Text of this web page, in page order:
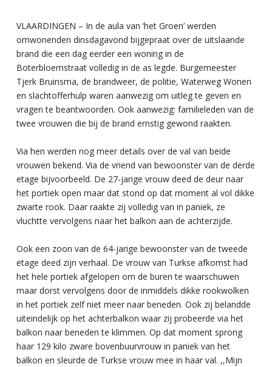
VLAARDINGEN – In de aula van ‘het Groen’ werden
omwonenden dinsdagavond bijgepraat over de uitslaande
brand die een dag eerder een woning in de
Boterbloemstraat volledig in de as legde. Burgemeester
Tjerk Bruinsma, de brandweer, de politie, Waterweg Wonen
en slachtofferhulp waren aanwezig om uitleg te geven en
vragen te beantwoorden. Ook aanwezig: familieleden van de
twee vrouwen die bij de brand ernstig gewond raakten.
Via hen werden nog meer details over de val van beide
vrouwen bekend. Via de vriend van bewoonster van de derde
etage bijvoorbeeld. De 27-jarige vrouw deed de deur naar
het portiek open maar dat stond op dat moment al vol dikke
zwarte rook. Daar raakte zij volledig van in paniek, ze
vluchtte vervolgens naar het balkon aan de achterzijde.
Ook een zoon van de 64-jarige bewoonster van de tweede
etage deed zijn verhaal. De vrouw van Turkse afkomst had
het hele portiek afgelopen om de buren te waarschuwen
maar dorst vervolgens door de inmiddels dikke rookwolken
in het portiek zelf niet meer naar beneden. Ook zij belandde
uiteindelijk op het achterbalkon waar zij probeerde via het
balkon naar beneden te klimmen. Op dat moment sprong
haar 129 kilo zware bovenbuurvrouw in paniek van het
balkon en sleurde de Turkse vrouw mee in haar val. ,,Mijn